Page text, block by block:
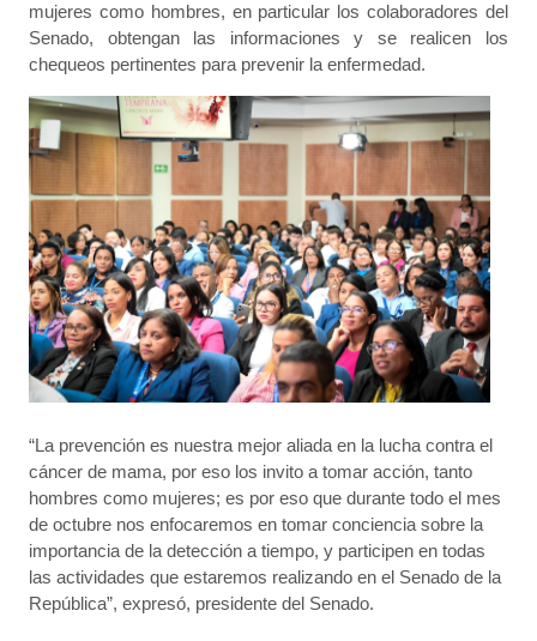
mujeres como hombres, en particular los colaboradores del
Senado, obtengan las informaciones y se realicen los
chequeos pertinentes para prevenir la enfermedad.
“La prevención es nuestra mejor aliada en la lucha contra el
cáncer de mama, por eso los invito a tomar acción, tanto
hombres como mujeres; es por eso que durante todo el mes
de octubre nos enfocaremos en tomar conciencia sobre la
importancia de la detección a tiempo, y participen en todas
las actividades que estaremos realizando en el Senado de la
República”, expresó, presidente del Senado.